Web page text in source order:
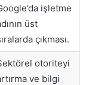
işletme
üst
çıkması.
otoriteyi
ve bilgi